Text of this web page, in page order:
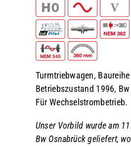
Turmtriebwagen,
Betriebszustand 1996,
Für Wechselstrombetrieb.
Unser Vorbild wurde am
Bw Osnabrück geliefert,